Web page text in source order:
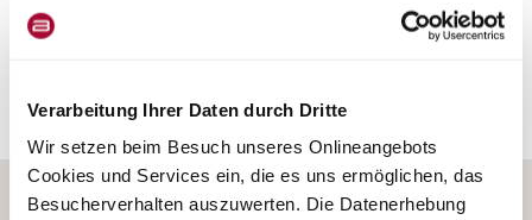
Verarbeitung Ihrer Daten durch Dritte
Wir setzen beim Besuch unseres Onlineangebots
Cookies und Services ein, die es uns ermöglichen, das
Besucherverhalten auszuwerten. Die Datenerhebung
cette gamme disponibles immédiatement sur place.